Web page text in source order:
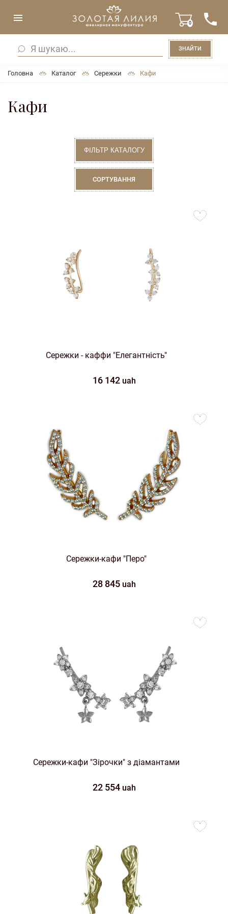
0
ЗНАЙТИ
Головна Каталог Сережки Кафи
Кафи
ФІЛЬТР КАТАЛОГУ
СОРТУВАННЯ
Сережки - каффи "Елегантність"
16 142 uah
favorites
Сережки-кафи "Перо"
28 845 uah
favorites
Сережки-кафи "Зірочки" з діамантами
22 554 uah
favorites
favorites